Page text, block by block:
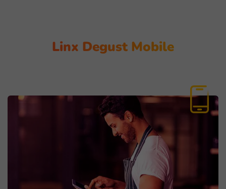
Linx Degust Mobile